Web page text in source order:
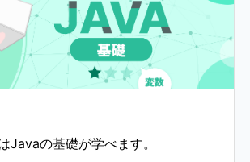
Javaの基礎が学べます。